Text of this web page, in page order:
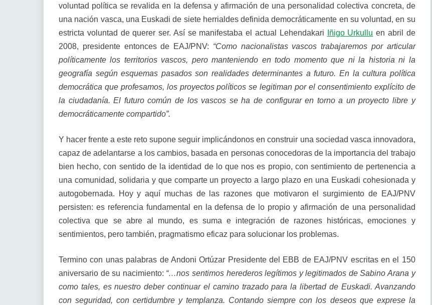
voluntad política se revalida en la defensa y afirmación de una personalidad colectiva concreta, de
una nación vasca, una Euskadi de siete herrialdes definida democráticamente en su voluntad, en su
estricta voluntad de querer ser. Así se manifestaba el actual Lehendakari
Iñigo Urkullu en abril de
2008, presidente entonces de EAJ/PNV: “Como nacionalistas vascos trabajaremos por articular
políticamente los territorios vascos, pero manteniendo en todo momento que ni la historia ni la
geografía según esquemas pasados son realidades determinantes a futuro. En la cultura política
democrática que profesamos, los proyectos políticos se legitiman por el consentimiento explícito de
la ciudadanía. El futuro común de los vascos se ha de configurar en torno a un proyecto libre y
democráticamente compartido”.
Y hacer frente a este reto supone seguir implicándonos en construir una sociedad vasca innovadora,
capaz de adelantarse a los cambios, basada en personas conocedoras de la importancia del trabajo
bien hecho, con sentido de la identidad de lo que nos es propio, con sentimiento de pertenencia a
una comunidad, solidaria y que comparte un proyecto a largo plazo en una Euskadi cohesionada y
autogobernada. Hoy y aquí muchas de las razones que motivaron el surgimiento de EAJ/PNV
persisten: es referencia fundamental en la defensa de lo propio y afirmación de una personalidad
colectiva que se abre al mundo, es suma e integración de razones históricas, emociones y
sentimientos, pero también, pragmatismo eficaz para solucionar los problemas.
Termino con unas palabras de Andoni Ortúzar Presidente del EBB de EAJ/PNV escritas en el 150
aniversario de su nacimiento: “…nos sentimos herederos legítimos y legitimados de Sabino Arana y
como tales, es nuestro deber continuar el camino trazado para la libertad de Euskadi. Avanzando
con seguridad, con certidumbre y templanza. Contando siempre con los deseos que exprese la